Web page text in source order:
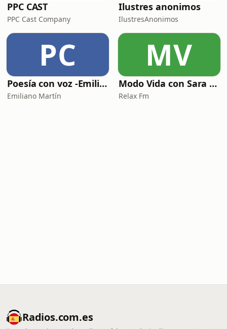
PPC CAST
PPC Cast Company
Ilustres anonimos
IlustresAnonimos
PC
Poesía con voz -Emiliano Martín- Podcasts
Emiliano Martín
MV
Modo Vida con Sara Manzaneque
Relax Fm
Radios.com.es